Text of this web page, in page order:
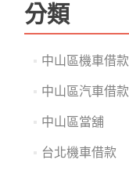
分類
中山區機車借款
中山區汽車借款
中山區當舖
台北機車借款